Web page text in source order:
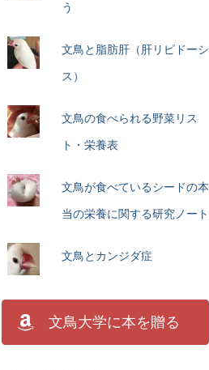
う
文鳥と脂肪肝（肝リピドーシ
ス）
文鳥の食べられる野菜リス
ト・栄養表
文鳥が食べているシードの本
当の栄養に関する研究ノート
文鳥とカンジダ症
文鳥大学に本を贈る